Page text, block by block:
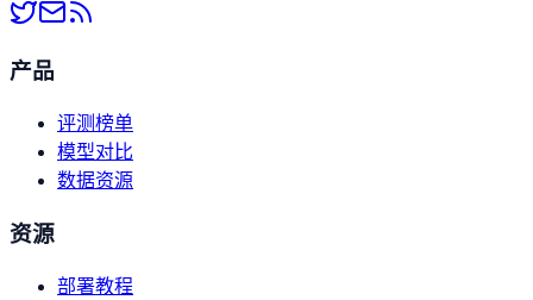
产品
评测榜单
模型对比
数据资源
资源
部署教程